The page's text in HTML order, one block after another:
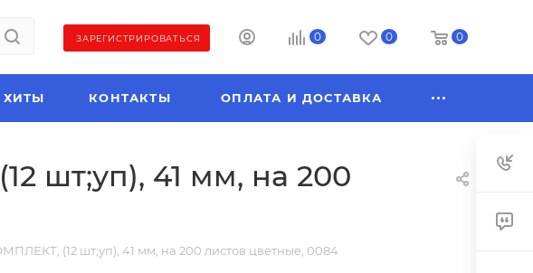
ЗАРЕГИСТРИРОВАТЬСЯ 0 0 0
ХИТЫ КОНТАКТЫ ОПЛАТА И ДОСТАВКА
шт;уп), 41 мм, на 200
(12 шт;уп), 41 мм, на 200 листов цветные, 0084